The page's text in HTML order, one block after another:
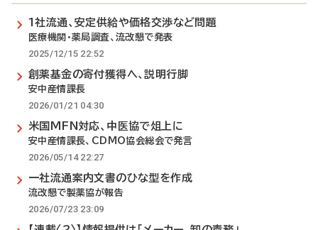
1社流通、安定供給や価格交渉など問題
医療機関・薬局調査、流改懇で発表
2025/12/15 22:52
創薬基金の寄付獲得へ、説明行脚
安中産情課長
2026/01/21 04:30
米国MFN対応、中医協で俎上に
安中産情課長、CDMO協会総会で発言
2026/05/14 22:27
一社流通案内文書のひな型を作成
流改懇で製薬協が報告
2026/07/23 23:09